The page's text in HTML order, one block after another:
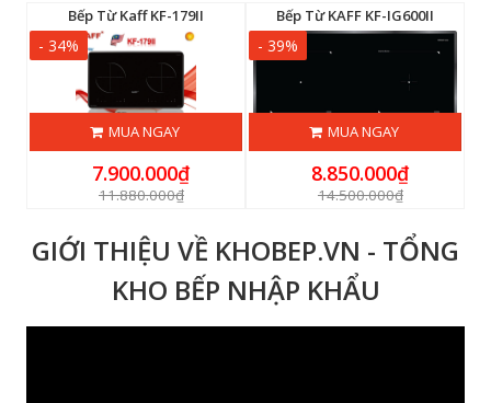
Bếp Từ Kaff KF-179II
- 34%
MUA NGAY
7.900.000₫
11.880.000₫
Bếp Từ KAFF KF-IG600II
- 39%
MUA NGAY
8.850.000₫
14.500.000₫
GIỚI THIỆU VỀ KHOBEP.VN - TỔNG
KHO BẾP NHẬP KHẨU